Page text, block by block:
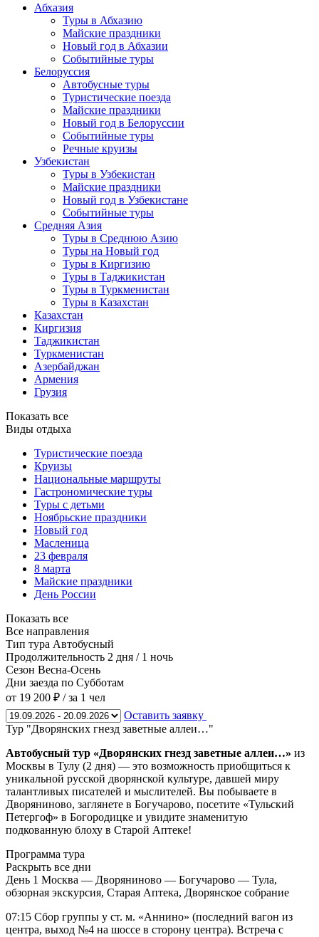
Абхазия
Туры в Абхазию
Майские праздники
Новый год в Абхазии
Событийные туры
Белоруссия
Автобусные туры
Туристические поезда
Майские праздники
Новый год в Белоруссии
Событийные туры
Речные круизы
Узбекистан
Туры в Узбекистан
Майские праздники
Новый год в Узбекистане
Событийные туры
Средняя Азия
Туры в Среднюю Азию
Туры на Новый год
Туры в Киргизию
Туры в Таджикистан
Туры в Туркменистан
Туры в Казахстан
Казахстан
Киргизия
Таджикистан
Туркменистан
Азербайджан
Армения
Грузия
Показать все
Виды отдыха
Туристические поезда
Круизы
Национальные маршруты
Гастрономические туры
Туры с детьми
Ноябрьские праздники
Новый год
Масленица
23 февраля
8 марта
Майские праздники
День России
Показать все
Все направления
Тип тура Автобусный
Продолжительность 2 дня / 1 ночь
Сезон Весна-Осень
Дни заезда по Субботам
от 19 200 ₽ / за 1 чел
Оставить заявку
Тур "Дворянских гнезд заветные аллеи…"
Автобусный тур «Дворянских гнезд заветные аллеи…» из
Москвы в Тулу (2 дня) — это возможность приобщиться к
уникальной русской дворянской культуре, давшей миру
талантливых писателей и мыслителей. Вы побываете в
Дворяниново, заглянете в Богучарово, посетите «Тульский
Петергоф» в Богородицке и увидите знаменитую
подкованную блоху в Старой Аптеке!
Программа тура
Раскрыть все дни
День 1 Москва — Дворяниново — Богучарово — Тула,
обзорная экскурсия, Старая Аптека, Дворянское собрание
07:15 Сбор группы у ст. м. «Аннино» (последний вагон из
центра, выход №4 на шоссе в сторону центра). Встреча с